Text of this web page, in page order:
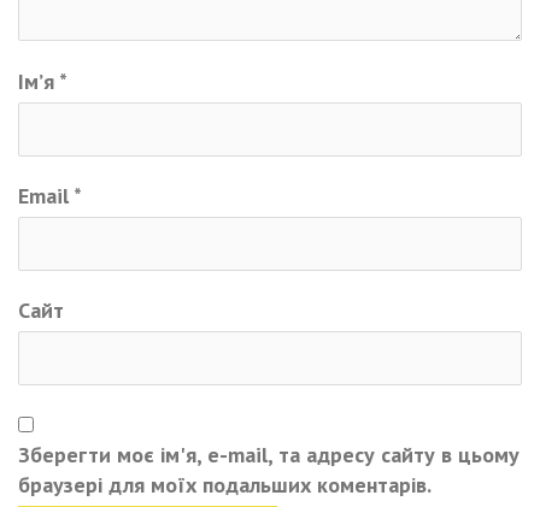
Ім’я *
Email *
Сайт
Зберегти моє ім'я, e-mail, та адресу сайту в цьому
браузері для моїх подальших коментарів.